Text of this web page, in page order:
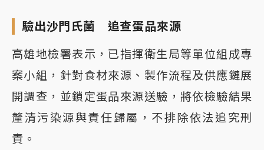
驗出沙門氏菌 追查蛋品來源
高雄地檢署表示，已指揮衛生局等單位組成專
案小組，針對食材來源、製作流程及供應鏈展
開調查，並鎖定蛋品來源送驗，將依檢驗結果
釐清污染源與責任歸屬，不排除依法追究刑
責。